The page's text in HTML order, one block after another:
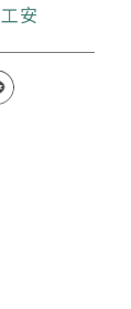
工安